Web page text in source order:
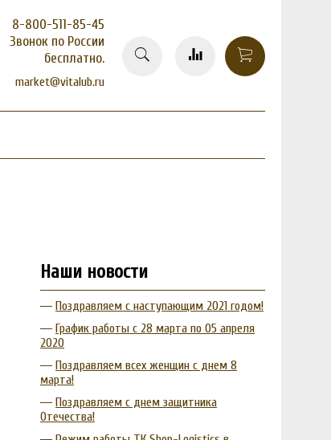
8-800-511-85-45
Звонок по России
бесплатно.
market@vitalub.ru
Наши новости
Поздравляем с наступающим 2021 годом!
График работы с 28 марта по 05 апреля
2020
Поздравляем всех женщин с днем 8
марта!
Поздравляем с днем защитника
Отечества!